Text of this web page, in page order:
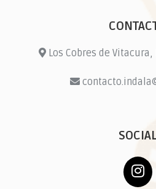
Los Cobres de Vitacura,